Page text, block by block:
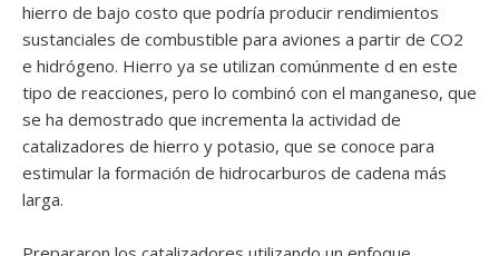
hierro de bajo costo que podría producir rendimientos
sustanciales de combustible para aviones a partir de CO2
e hidrógeno. Hierro ya se utilizan comúnmente d en este
tipo de reacciones, pero lo combinó con el manganeso, que
se ha demostrado que incrementa la actividad de
catalizadores de hierro y potasio, que se conoce para
estimular la formación de hidrocarburos de cadena más
larga.